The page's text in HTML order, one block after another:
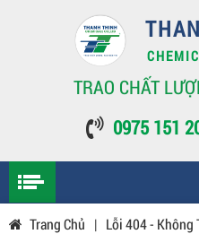
TRAO CHẤT
0975 151
Trang Chủ | Lỗi 404 - Không